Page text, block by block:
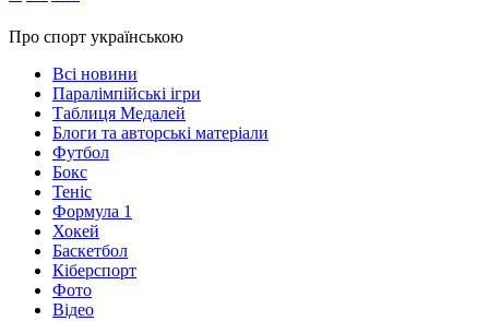
Про спорт українською
Всі новини
Паралімпійські ігри
Таблиця Медалей
Блоги та авторські матеріали
Футбол
Бокс
Теніс
Формула 1
Хокей
Баскетбол
Кіберспорт
Фото
Відео